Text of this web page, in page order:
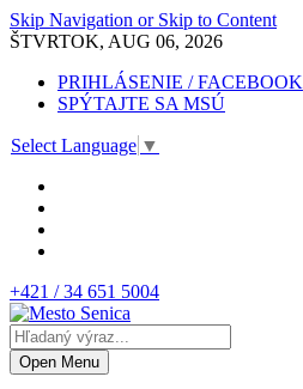
Skip Navigation or Skip to Content
ŠTVRTOK, AUG 06, 2026
PRIHLÁSENIE / FACEBOOK
SPÝTAJTE SA MSÚ
Select Language ▼
+421 / 34 651 5004
Open Menu